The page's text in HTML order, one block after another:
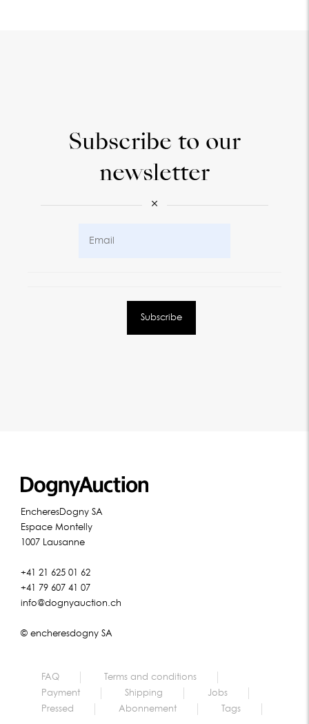
Subscribe to our
newsletter
×
EncheresDogny SA
Espace Montelly
1007 Lausanne
+41 21 625 01 62
+41 79 607 41 07
info@dognyauction.ch
© encheresdogny SA
FAQ
Terms and conditions
Payment
Shipping
Jobs
Pressed
Abonnement Tags